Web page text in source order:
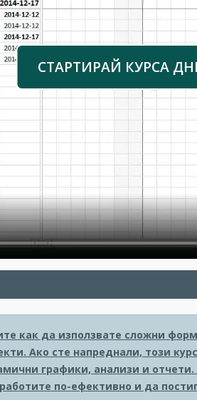
СТАРТИРАЙ КУРСА
как да използвате сложни
Ако сте напреднали, този
графики, анализи и
по-ефективно и да